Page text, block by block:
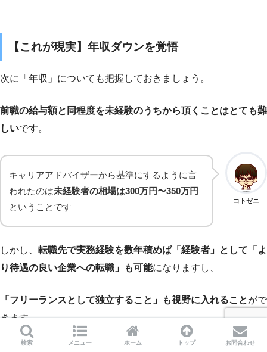
【これが現実】年収ダウンを覚悟
次に「年収」についても把握しておきましょう。
前職の給与額と同程度を未経験のうちから頂くことはとても難
しいです。
コトゼニ
キャリアアドバイザーから基準にするように言
われたのは未経験者の相場は300万円〜350万円
ということです
しかし、 転職先で実務経験を数年積めば「経験者」として「よ
り待遇の良い企業への転職」も可能になりますし、
「フリーランスとして独立すること」も視野に入れることがで
きます。
検索 メニュー ホーム トップ お問合わせ